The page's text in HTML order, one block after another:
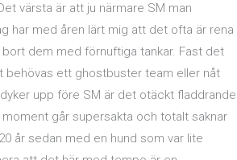
värsta är att ju närmare SM man
har med åren lärt mig att det ofta är rena
dem med förnuftiga tankar. Fast det
behövas ett ghostbuster team eller nåt
upp före SM är det otäckt fladdrande
går supersakta och totalt saknar
år sedan med en hund som var lite